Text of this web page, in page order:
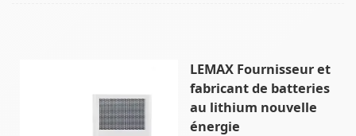
LEMAX Fournisseur et
fabricant de batteries
au lithium nouvelle
énergie